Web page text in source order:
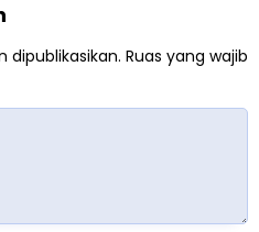
dipublikasikan. Ruas yang wajib